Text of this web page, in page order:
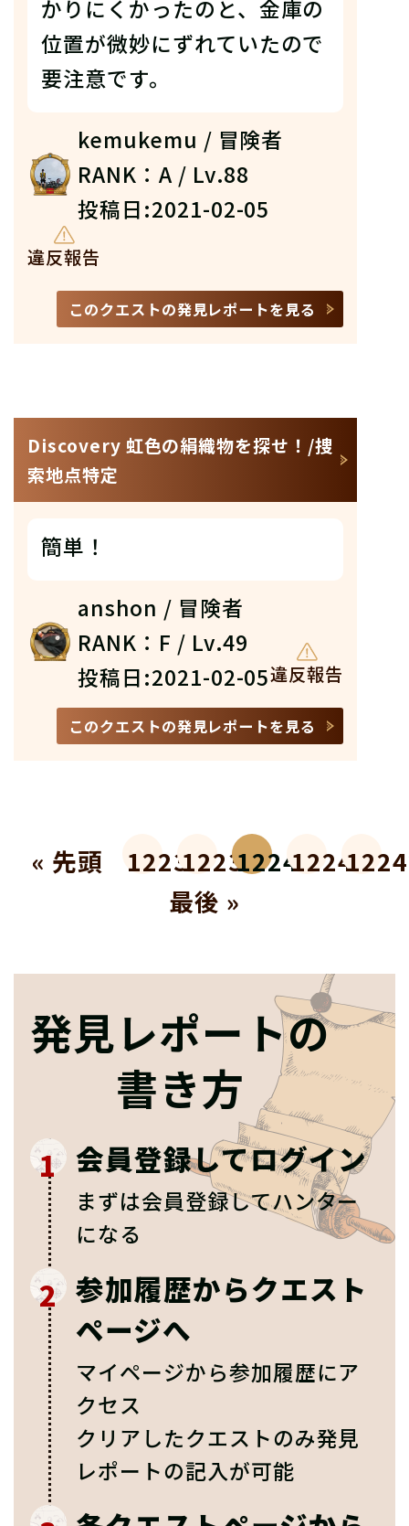
かりにくかったのと、金庫の
位置が微妙にずれていたので
要注意です。
kemukemu / 冒険者
RANK：A / Lv.88
投稿日:2021-02-05
違反報告
このクエストの発見レポートを見る
Discovery 虹色の絹織物を探せ！/捜
索地点特定
簡単！
anshon / 冒険者
RANK：F / Lv.49
投稿日:2021-02-05違反報告
このクエストの発見レポートを見る
« 先頭 12238122391224012241
最後 »
発見レポートの
書き方
1 会員登録してログイン
まずは会員登録してハンター
になる
2 参加履歴からクエスト
ページへ
マイページから参加履歴にア
クセス
クリアしたクエストのみ発見
レポートの記入が可能